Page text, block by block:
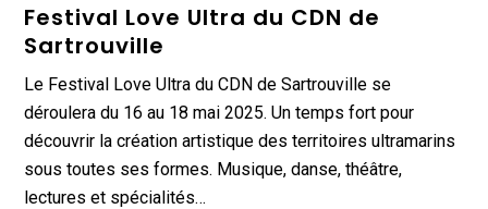
Festival Love Ultra du CDN de
Sartrouville
Le Festival Love Ultra du CDN de Sartrouville se
déroulera du 16 au 18 mai 2025. Un temps fort pour
découvrir la création artistique des territoires ultramarins
sous toutes ses formes. Musique, danse, théâtre,
lectures et spécialités…